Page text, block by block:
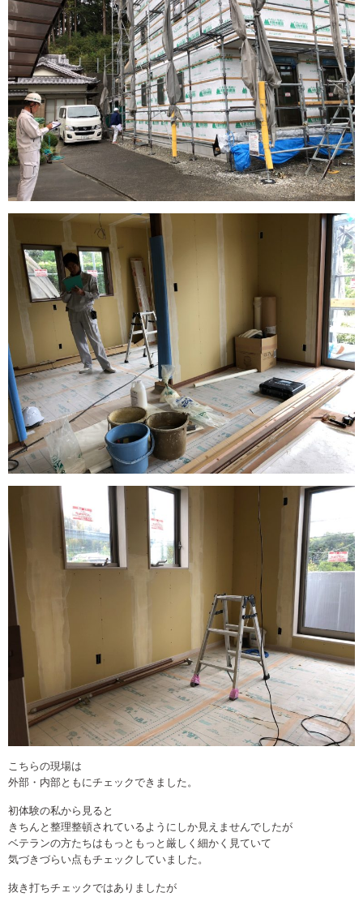
こちらの現場は
外部・内部ともにチェックできました。
初体験の私から見ると
きちんと整理整頓されているようにしか見えませんでしたが
ベテランの方たちはもっともっと厳しく細かく見ていて
気づきづらい点もチェックしていました。
抜き打ちチェックではありましたが